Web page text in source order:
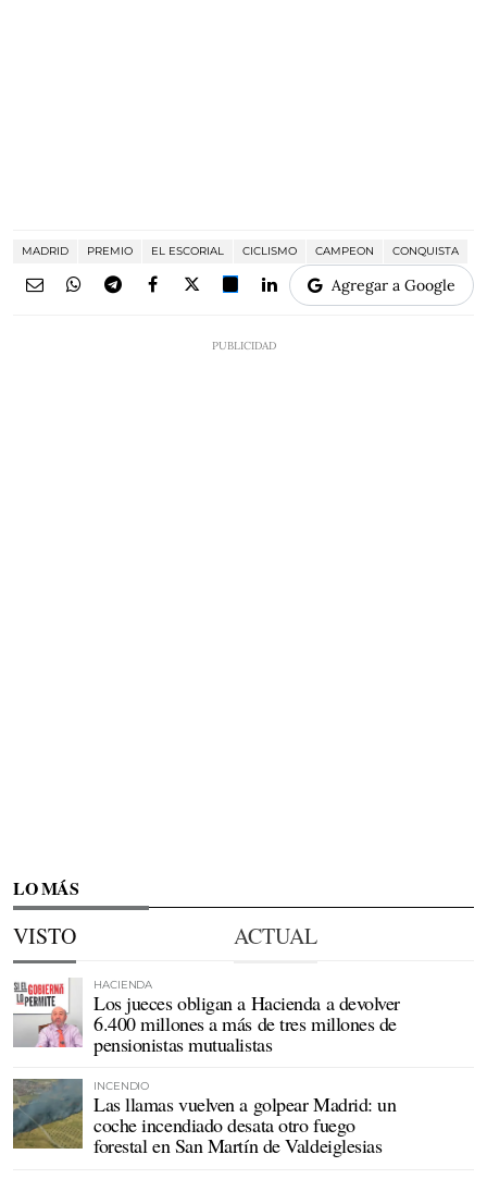
MADRID PREMIO EL ESCORIAL CICLISMO CAMPEON CONQUISTA
Agregar a Google
LO MÁS
VISTO ACTUAL
HACIENDA
Los jueces obligan a Hacienda a devolver
6.400 millones a más de tres millones de
pensionistas mutualistas
INCENDIO
Las llamas vuelven a golpear Madrid: un
coche incendiado desata otro fuego
forestal en San Martín de Valdeiglesias